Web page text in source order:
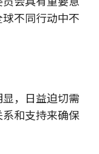
不同行动中不
，日益迫切需
和支持来确保